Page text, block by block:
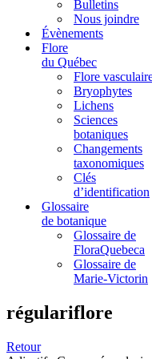
Bulletins
Nous joindre
Évènements
Flore
du Québec
Flore
Bryophytes
Lichens
Sciences
botaniques
Changements
taxonomiques
Clés
d’identification
Glossaire
de botanique
Glossaire de
FloraQuebeca
Glossaire de
Marie-Victorin
régulariflore
Retour